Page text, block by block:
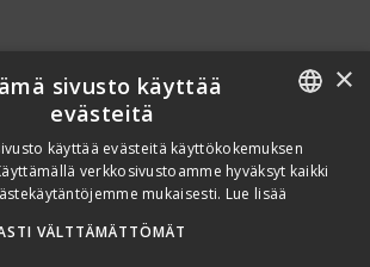
FINNISH
×
sivusto käyttää
evästeitä
käyttää evästeitä käyttökokemuksen
verkkosivustoamme hyväksyt kaikki
mukaisesti. Lue lisää
VÄLTTÄMÄTTÖMÄT